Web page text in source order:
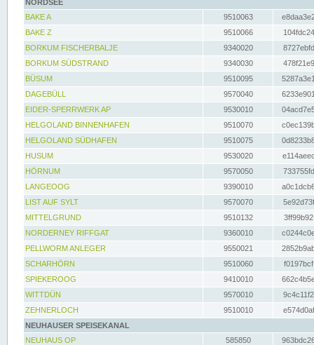
NORDSEE
BAKE A
9510063
BAKE Z
9510066
BORKUM FISCHERBALJE
9340020
BORKUM SÜDSTRAND
9340030
BÜSUM
9510095
DAGEBÜLL
9570040
EIDER-SPERRWERK AP
9530010
HELGOLAND BINNENHAFEN
9510070
HELGOLAND SÜDHAFEN
9510075
HUSUM
9530020
HÖRNUM
9570050
LANGEOOG
9390010
LIST AUF SYLT
9570070
MITTELGRUND
9510132
NORDERNEY RIFFGAT
9360010
PELLWORM ANLEGER
9550021
SCHARHÖRN
9510060
SPIEKEROOG
9410010
WITTDÜN
9570010
ZEHNERLOCH
9510010
NEUHAUSER SPEISEKANAL
NEUHAUS OP
585850